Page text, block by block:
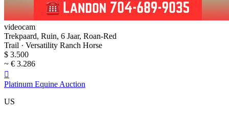
videocam
Trekpaard, Ruin, 6 Jaar, Roan-Red
Trail · Versatility Ranch Horse
$ 3.500
~ € 3.286

Platinum Equine Auction
US